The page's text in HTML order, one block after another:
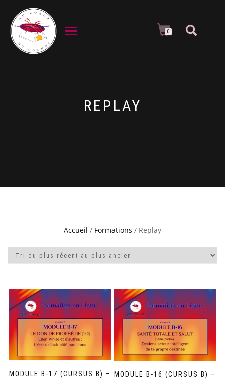
DÉPLIER LA NAVIGATION 0
REPLAY
Accueil / Formations / Replay
MODULE B-17 (CURSUS B) –
MODULE B-16 (CURSUS B) –